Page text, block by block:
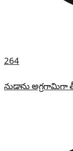
264
నుడాను అగ్రగామిగా